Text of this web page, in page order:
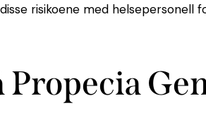
risikoene med